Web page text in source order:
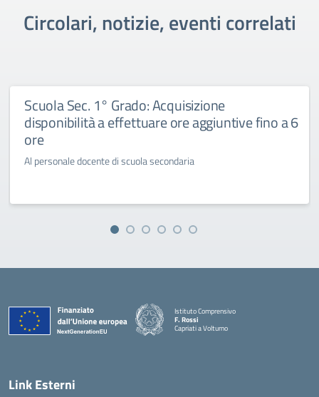
Circolari, notizie, eventi correlati
Scuola Sec. 1° Grado: Acquisizione
disponibilità a effettuare ore aggiuntive fino a 6
ore
Al personale docente di scuola secondaria
Istituto Comprensivo
F. Rossi
Capriati a Volturno
— Visita la pagina iniziale della scuola
Link Esterni